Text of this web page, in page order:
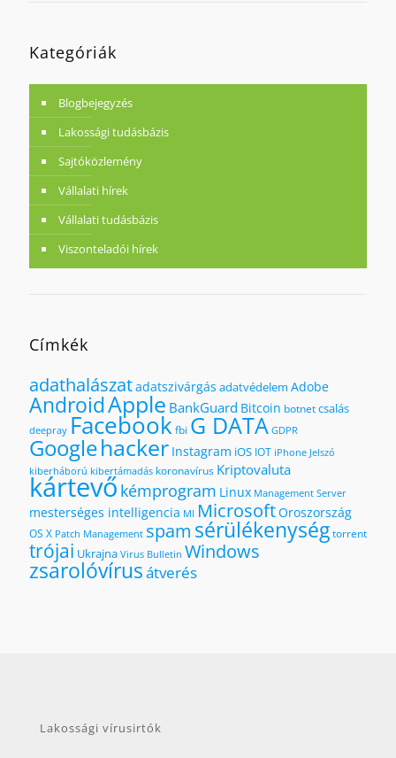
Kategóriák
Blogbejegyzés
Lakossági tudásbázis
Sajtóközlemény
Vállalati hírek
Vállalati tudásbázis
Viszonteladói hírek
Címkék
adathalászatadatszivárgás adatvédelem Adobe
AndroidApple BankGuard Bitcoin botnetcsalás
deepray Facebookfbi G DATA GDPR
Googlehacker Instagram iOS IOT iPhone Jelszó
kiberháború kibertámadás koronavírus Kriptovaluta
kártevő kémprogram Linux Management Server
mesterséges intelligencia MI MicrosoftOroszország
OS X Patch Management spam sérülékenységtorrent
trójai Ukrajna Virus Bulletin Windows
zsarolóvírusátverés
Lakossági vírusirtók